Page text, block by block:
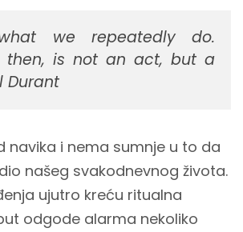
we repeatedly do.
then, is not an act, but a
Durant
navika i nema sumnje u to da
našeg svakodnevnog života.
ujutro kreću ritualna
odgode alarma nekoliko